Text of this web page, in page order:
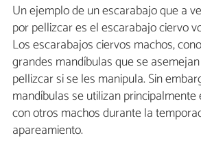
Un ejemplo de un escarabajo que a
por pellizcar es el escarabajo ciervo
Los escarabajos ciervos machos,
grandes mandíbulas que se
pellizcar si se les manipula. Sin
mandíbulas se utilizan
con otros machos durante la
apareamiento.